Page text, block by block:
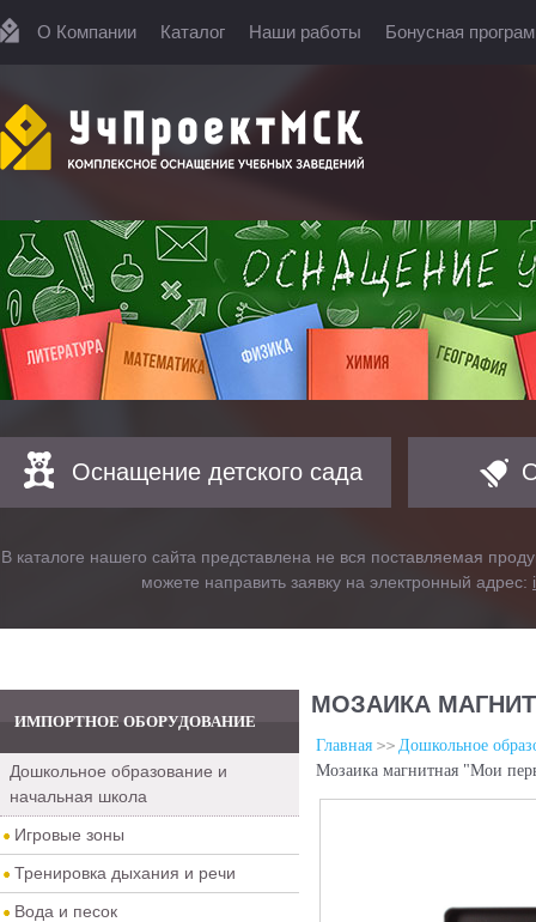
О Компании Каталог Наши работы Бонусная
Оснащение детского сада
В каталоге нашего сайта представлена не вся поставляемая
можете направить заявку на электронный адрес:
ИМПОРТНОЕ ОБОРУДОВАНИЕ
Дошкольное образование и
начальная школа
Игровые зоны
Тренировка дыхания и речи
Вода и песок
МОЗАИКА
Главная
Дошкольное
Мозаика магнитная "Мои